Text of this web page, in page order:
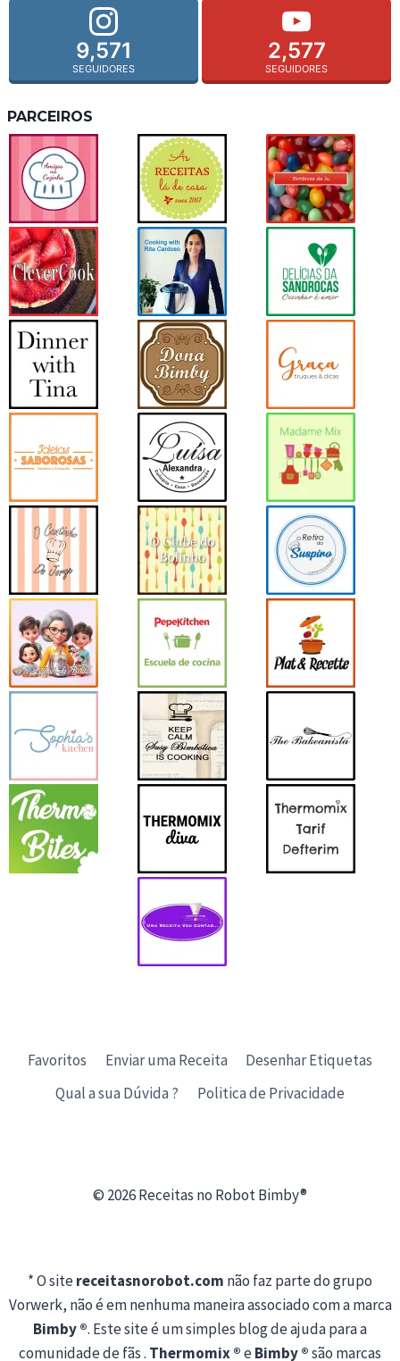
9,571
SEGUIDORES
2,577
SEGUIDORES
PARCEIROS
Favoritos Enviar uma Receita
Desenhar Etiquetas
Qual a sua Dúvida ?
Politica de Privacidade
© 2026 Receitas no Robot Bimby®
* O sitereceitasnorobot.com não faz parte do grupo
Vorwerk, não é em nenhuma maneira associado com a marca
Bimby ®. Este site é um simples blog de ajuda para a
comunidade de fãs . Thermomix ®eBimby ®são marcas